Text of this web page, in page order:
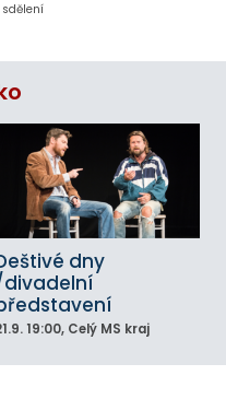
sdělení
dny
19:00, Celý MS kraj